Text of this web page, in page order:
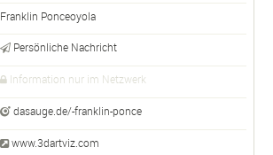
Franklin Ponceoyola
Persönliche Nachricht
Information nur im Netzwerk
dasauge.de/-franklin-ponce
www.3dartviz.com